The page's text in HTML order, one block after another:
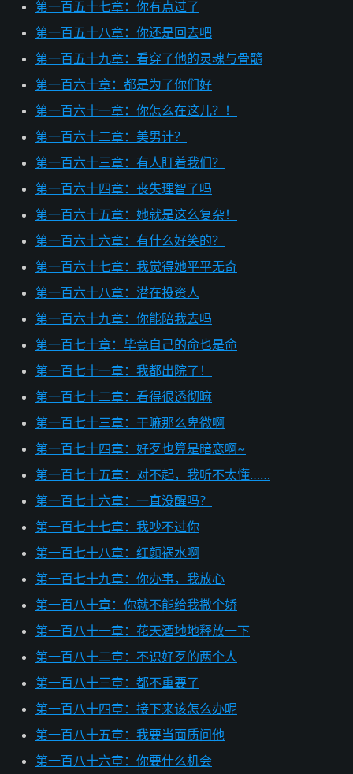
第一百五十七章：你有点过了
第一百五十八章：你还是回去吧
第一百五十九章：看穿了他的灵魂与骨髓
第一百六十章：都是为了你们好
第一百六十一章：你怎么在这儿？！
第一百六十二章：美男计？
第一百六十三章：有人盯着我们？
第一百六十四章：丧失理智了吗
第一百六十五章：她就是这么复杂！
第一百六十六章：有什么好笑的？
第一百六十七章：我觉得她平平无奇
第一百六十八章：潜在投资人
第一百六十九章：你能陪我去吗
第一百七十章：毕竟自己的命也是命
第一百七十一章：我都出院了！
第一百七十二章：看得很透彻嘛
第一百七十三章：干嘛那么卑微啊
第一百七十四章：好歹也算是暗恋啊~
第一百七十五章：对不起，我听不太懂……
第一百七十六章：一直没醒吗？
第一百七十七章：我吵不过你
第一百七十八章：红颜祸水啊
第一百七十九章：你办事，我放心
第一百八十章：你就不能给我撒个娇
第一百八十一章：花天酒地地释放一下
第一百八十二章：不识好歹的两个人
第一百八十三章：都不重要了
第一百八十四章：接下来该怎么办呢
第一百八十五章：我要当面质问他
第一百八十六章：你要什么机会